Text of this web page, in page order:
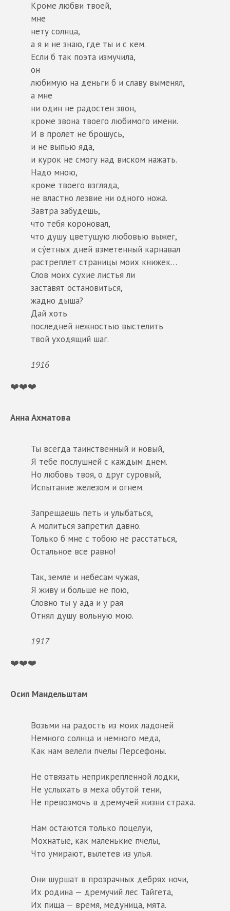
Кроме любви твоей,
мне
нету солнца,
а я и не знаю, где ты и с кем.
Если б так поэта измучила,
он
любимую на деньги б и славу выменял,
а мне
ни один не радостен звон,
кроме звона твоего любимого имени.
И в пролет не брошусь,
и не выпью яда,
и курок не смогу над виском нажать.
Надо мною,
кроме твоего взгляда,
не властно лезвие ни одного ножа.
Завтра забудешь,
что тебя короновал,
что душу цветущую любовью выжег,
и су́етных дней взметенный карнавал
растреплет страницы моих книжек…
Слов моих сухие листья ли
заставят остановиться,
жадно дыша?
Дай хоть
последней нежностью выстелить
твой уходящий шаг.
1916
❤️❤️❤️
Анна Ахматова
Ты всегда таинственный и новый,
Я тебе послушней с каждым днем.
Но любовь твоя, о друг суровый,
Испытание железом и огнем.
Запрещаешь петь и улыбаться,
А молиться запретил давно.
Только б мне с тобою не расстаться,
Остальное все равно!
Так, земле и небесам чужая,
Я живу и больше не пою,
Словно ты у ада и у рая
Отнял душу вольную мою.
1917
❤️❤️❤️
Осип Мандельштам
Возьми на радость из моих ладоней
Немного солнца и немного меда,
Как нам велели пчелы Персефоны.
Не отвязать неприкрепленной лодки,
Не услыхать в меха обутой тени,
Не превозмочь в дремучей жизни страха.
Нам остаются только поцелуи,
Мохнатые, как маленькие пчелы,
Что умирают, вылетев из улья.
Они шуршат в прозрачных дебрях ночи,
Их родина — дремучий лес Тайгета,
Их пища — время, медуница, мята.